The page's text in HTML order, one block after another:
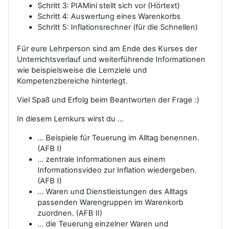
Schritt 3: PIAMini stellt sich vor (Hörtext)
Schritt 4: Auswertung eines Warenkorbs
Schritt 5: Inflationsrechner (für die Schnellen)
Für eure Lehrperson sind am Ende des Kurses der
Unterrichtsverlauf und weiterführende Informationen
wie beispielsweise die Lernziele und
Kompetenzbereiche hinterlegt.
Viel Spaß und Erfolg beim Beantworten der Frage :)
In diesem Lernkurs wirst du …
… Beispiele für Teuerung im Alltag benennen.
(AFB I)
… zentrale Informationen aus einem
Informationsvideo zur Inflation wiedergeben.
(AFB I)
… Waren und Dienstleistungen des Alltags
passenden Warengruppen im Warenkorb
zuordnen. (AFB II)
… die Teuerung einzelner Waren und